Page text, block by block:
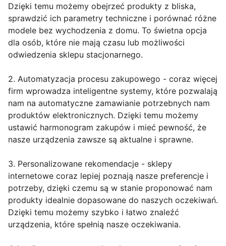
Dzięki temu możemy obejrzeć produkty z bliska,
sprawdzić ich parametry techniczne i porównać różne
modele bez wychodzenia z domu. To świetna opcja
dla osób, które nie mają czasu lub możliwości
odwiedzenia sklepu stacjonarnego.
2. Automatyzacja procesu zakupowego - coraz więcej
firm wprowadza inteligentne systemy, które pozwalają
nam na automatyczne zamawianie potrzebnych nam
produktów elektronicznych. Dzięki temu możemy
ustawić harmonogram zakupów i mieć pewność, że
nasze urządzenia zawsze są aktualne i sprawne.
3. Personalizowane rekomendacje - sklepy
internetowe coraz lepiej poznają nasze preferencje i
potrzeby, dzięki czemu są w stanie proponować nam
produkty idealnie dopasowane do naszych oczekiwań.
Dzięki temu możemy szybko i łatwo znaleźć
urządzenia, które spełnią nasze oczekiwania.